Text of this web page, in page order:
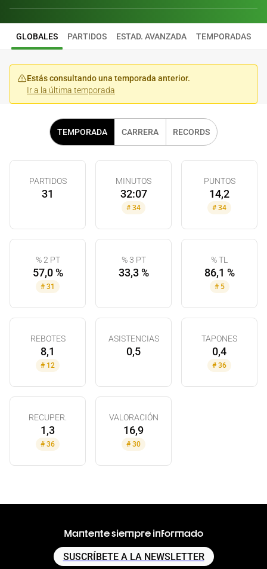
GLOBALES PARTIDOS ESTAD. AVANZADA TEMPORADAS
Estás consultando una temporada anterior.
Ir a la última temporada
TEMPORADA CARRERA RECORDS
PARTIDOS
31
MINUTOS
32:07
# 34
PUNTOS
14,2
# 34
% 2 PT
57,0 %
# 31
% 3 PT
33,3 %
% TL
86,1 %
# 5
REBOTES
8,1
# 12
ASISTENCIAS
0,5
TAPONES
0,4
# 36
RECUPER.
1,3
# 36
VALORACIÓN
16,9
# 30
Mantente siempre informado
SUSCRÍBETE A LA NEWSLETTER